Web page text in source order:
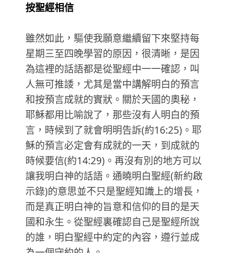
按聖經相信
雖然如此，驅使我願意繼續留下來堅持每
星期三至四晚學習的原因，很清晰，是因
為這裡的話語都是從聖經中一一確認，叫
人無可推諉，尤其是當中講解明白的預言
和按預言成就的實狀。關於天國的奧秘，
耶穌都用比喻說了，那些沒有人明白的預
言，時候到了就會明明告訴(約16:25)。耶
穌的預言必定會有成就的一天，到成就的
時候要信(約14:29)。再沒有別的地方可以
讓我明白神的話語。通曉明白聖經(新約啟
示錄)的意思並不只是聖經知識上的增長，
而是真正明白神的旨意和信仰的目的是天
國和永生。從聖經裏確認自己是聖經所說
的誰，明白聖經中約定的內容，遵行並成